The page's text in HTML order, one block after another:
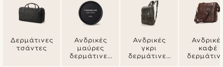
Δερμάτινες
τσάντες
Ανδρικές
μαύρες
δερμάτινες
Ανδρικές
γκρι
δερμάτινες
καφέ